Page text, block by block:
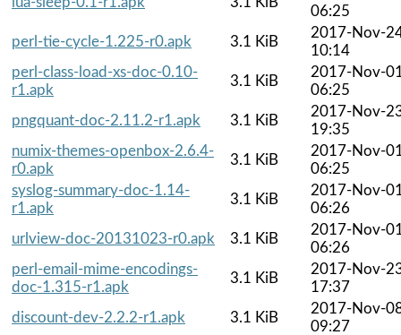
06:25
perl-tie-cycle-1.225-r0.apk
3.1 KiB
2017-Nov-
10:14
perl-class-load-xs-doc-0.10-
r1.apk
3.1 KiB
2017-Nov-
06:25
pngquant-doc-2.11.2-r1.apk
3.1 KiB
2017-Nov-
19:35
numix-themes-openbox-2.6.4-
r0.apk
3.1 KiB
2017-Nov-
06:25
syslog-summary-doc-1.14-
r1.apk
3.1 KiB
2017-Nov-
06:26
urlview-doc-20131023-r0.apk
3.1 KiB
2017-Nov-
06:26
perl-email-mime-encodings-
doc-1.315-r1.apk
3.1 KiB
2017-Nov-
17:37
discount-dev-2.2.2-r1.apk
3.1 KiB
2017-Nov-
09:27